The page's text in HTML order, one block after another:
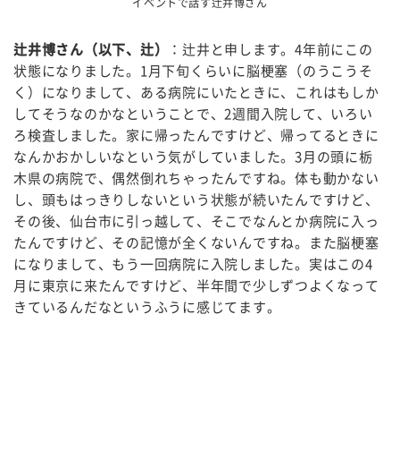
辻井博さん（以下、辻） ：辻井と申します。 4年前にこの
状態になりました。 1月下旬くらいに脳梗塞（のうこうそ
く）になりまして、ある病院にいたときに、これはもしか
してそうなのかなということで、2週間入院して、いろい
ろ検査しました。家に帰ったんですけど、帰ってるときに
なんかおかしいなという気がしていました。 3月の頭に栃
木県の病院で、偶然倒れちゃったんですね。体も動かない
し、頭もはっきりしないという状態が続いたんですけど、
その後、仙台市に引っ越して、そこでなんとか病院に入っ
たんですけど、その記憶が全くないんですね。また脳梗塞
になりまして、もう一回病院に入院しました。実はこの4
月に東京に来たんですけど、半年間で少しずつよくなって
きているんだなというふうに感じてます。